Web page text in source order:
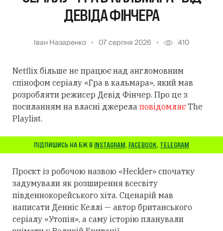
ДЕВІДА ФІНЧЕРА
Іван Назаренко 07 серпня 2026 410
Netflix більше не працює над англомовним
спінофом серіалу «Гра в кальмара», який мав
розробляти режисер Девід Фінчер. Про це з
посиланням на власні джерела повідомляєThe
Playlist.
ПІДПИШИСЬ НА БЖ В INSTAGRAM, FACEBOOK, TELEGRAM
Проєкт із робочою назвою «Heckler» спочатку
задумували як розширення всесвіту
південнокорейського хіта. Сценарій мав
написати Денніс Келлі — автор британського
серіалу «Утопія», а саму історію планували